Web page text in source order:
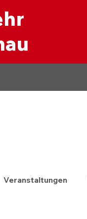
Veranstaltungen